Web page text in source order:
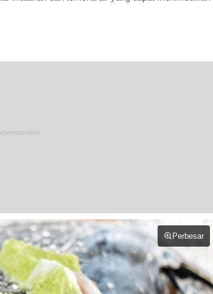
Perbesar